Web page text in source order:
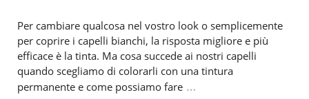
Per cambiare qualcosa nel vostro look o semplicemente
per coprire i capelli bianchi, la risposta migliore e più
efficace è la tinta. Ma cosa succede ai nostri capelli
quando scegliamo di colorarli con una tintura
permanente e come possiamo fare …